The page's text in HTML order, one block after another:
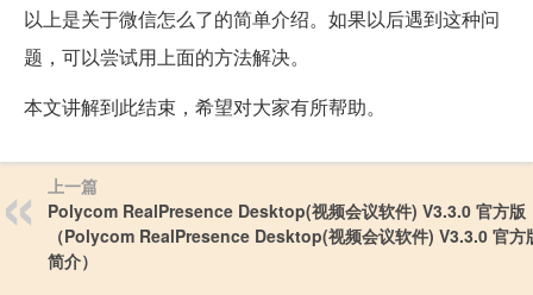
以上是关于微信怎么了的简单介绍。如果以后遇到这种问
题，可以尝试用上面的方法解决。
本文讲解到此结束，希望对大家有所帮助。
上一篇
Polycom RealPresence Desktop(视频会议软件) V3.3.0 官方版
（Polycom RealPresence Desktop(视频会议软件) V3.3.0 官方
简介）